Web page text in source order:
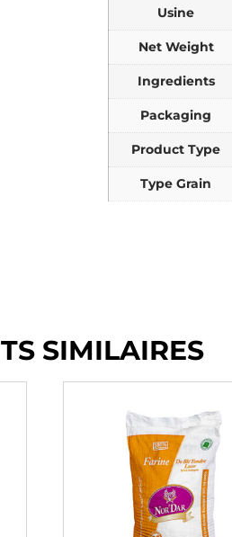
Usine
Net Weight
Ingredients
Packaging
Product Type
Type Grain
SIMILAIRES